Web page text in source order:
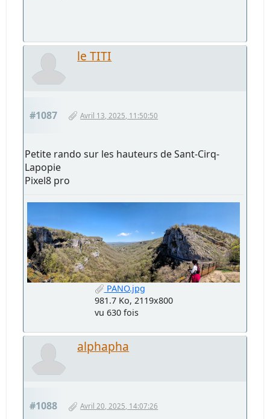
le TITI
#1087 Avril 13, 2025, 11:50:50
Petite rando sur les hauteurs de Sant-Cirq-
Lapopie
Pixel8 pro
PANO.jpg
981.7 Ko, 2119x800
vu 630 fois
alphapha
#1088 Avril 20, 2025, 14:07:26